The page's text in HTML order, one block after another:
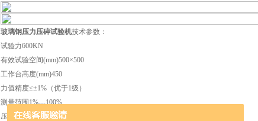
玻璃钢压力压碎试验机技术参数：
试验力600KN
有效试验空间(mm)500×500
工作台高度(mm)450
力值精度≤±1%（优于1级）
测量范围1%---100%
压盘(mm)Φ260（国标）